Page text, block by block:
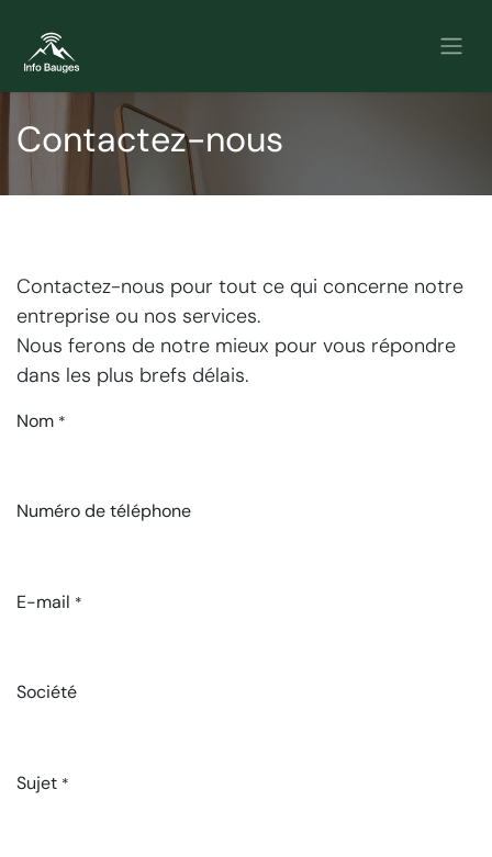
Contactez-nous
Contactez-nous pour tout ce qui concerne notre
entreprise ou nos services.
Nous ferons de notre mieux pour vous répondre
dans les plus brefs délais.
Nom *
Numéro de téléphone
E-mail *
Société
Sujet *